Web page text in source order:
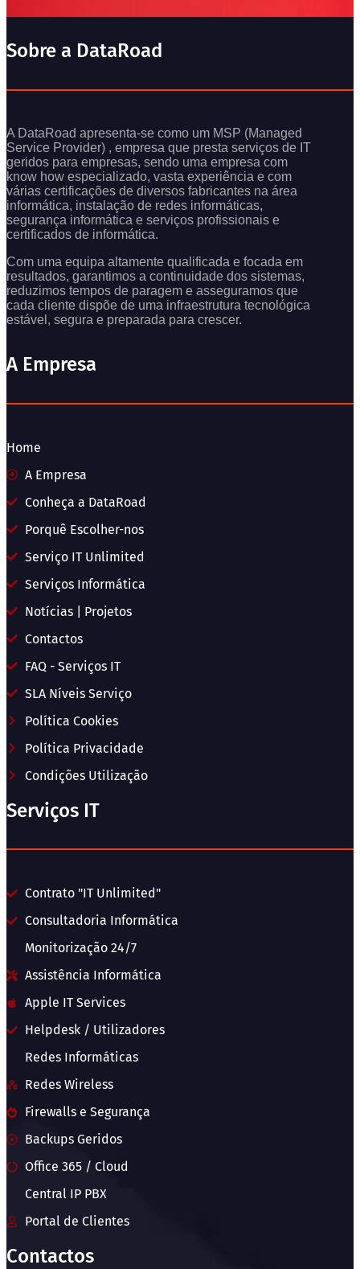
Sobre a DataRoad
A DataRoad apresenta-se como um MSP (Managed
Service Provider) , empresa que presta serviços de IT
geridos para empresas, sendo uma empresa com
know how especializado, vasta experiência e com
várias certificações de diversos fabricantes na área
informática, instalação de redes informáticas,
segurança informática e serviços profissionais e
certificados de informática.
Com uma equipa altamente qualificada e focada em
resultados, garantimos a continuidade dos sistemas,
reduzimos tempos de paragem e asseguramos que
cada cliente dispõe de uma infraestrutura tecnológica
estável, segura e preparada para crescer.
A Empresa
Home
A Empresa
Conheça a DataRoad
Porquê Escolher-nos
Serviço IT Unlimited
Serviços Informática
Notícias | Projetos
Contactos
FAQ - Serviços IT
SLA Níveis Serviço
Política Cookies
Política Privacidade
Condições Utilização
Serviços IT
Contrato "IT Unlimited"
Consultadoria Informática
Monitorização 24/7
Assistência Informática
Apple IT Services
Helpdesk / Utilizadores
Redes Informáticas
Redes Wireless
Firewalls e Segurança
Backups Geridos
Office 365 / Cloud
Central IP PBX
Portal de Clientes
Contactos